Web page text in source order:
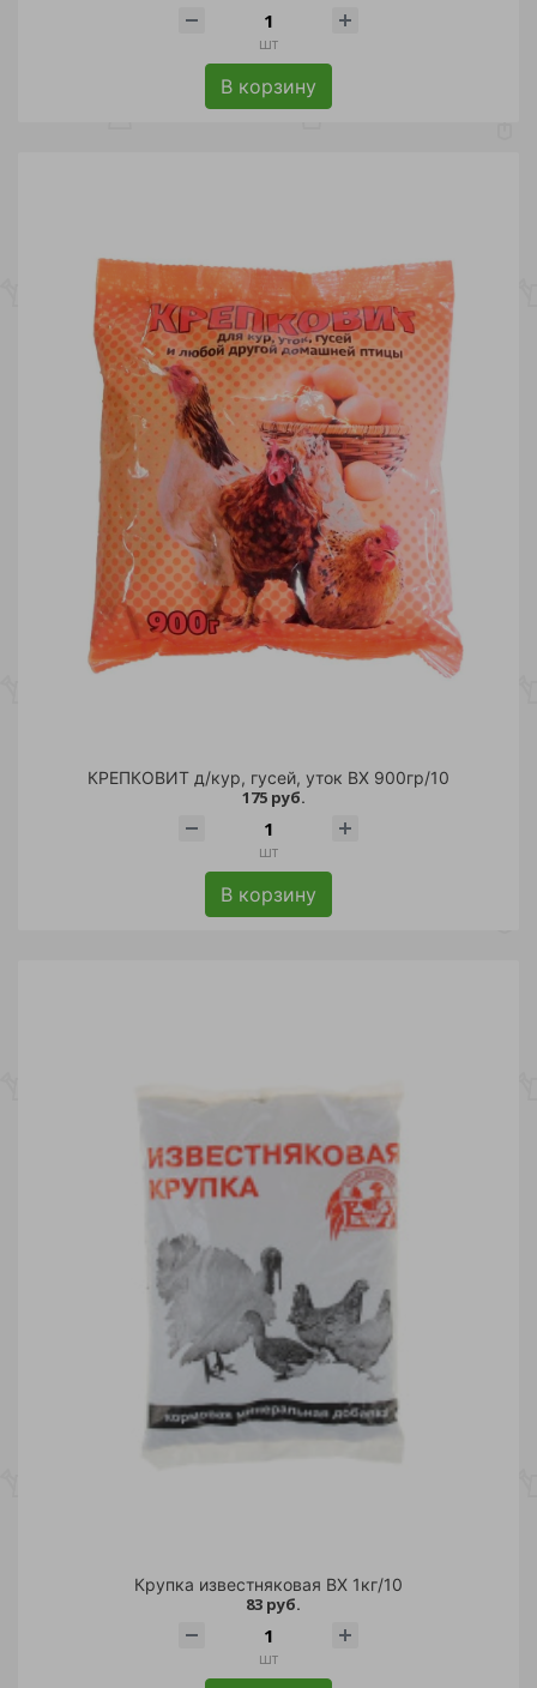
шт
В корзину
КРЕПКОВИТ д/кур, гусей, уток ВХ 900гр/10
175 руб.
шт
В корзину
Крупка известняковая ВХ 1кг/10
83 руб.
шт